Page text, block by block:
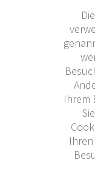
Ihrem